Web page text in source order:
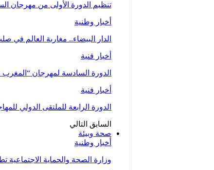
تنظيم الدورة الأولى من مهرجان السعيدية
أخبار وطنية
الدار البيضاء.. مغاربة العالم في
أخبار فنية
الدورة السادسة لمهرجان “المغرب
أخبار فنية
الدورة الرابعة للملتقى الدولي
السابق التالي
صحة وبيئة
أخبار وطنية
وزارة الصحة والحماية